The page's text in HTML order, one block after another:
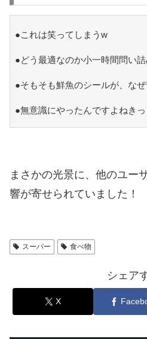
●これは笑ってしまうw
●どう最適なのか小一時間問い
●そもそも鮮魚のシールが、な
●無意識にやったんですよねき
まさかの光景に、他のユー
響が寄せられていました！
スーパー 食べ物
シェア
X